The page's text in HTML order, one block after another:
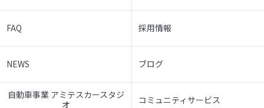
FAQ 採用情報
NEWS ブログ
自動車事業 アミテスカースタジ
オ
コミュニティサービス